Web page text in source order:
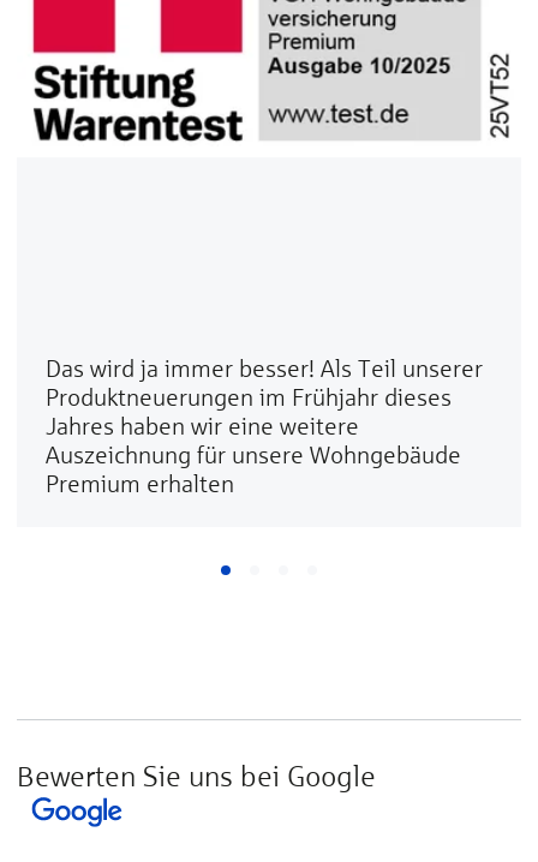
Das wird ja immer besser! Als Teil unserer
Produktneuerungen im Frühjahr dieses
Jahres haben wir eine weitere
Auszeichnung für unsere Wohngebäude
Premium erhalten
Bewerten Sie uns bei Google